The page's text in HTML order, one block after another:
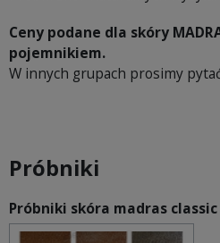
Ceny podane dla skóry
pojemnikiem.
W innych grupach prosimy
Próbniki
Próbniki skóra madras classic